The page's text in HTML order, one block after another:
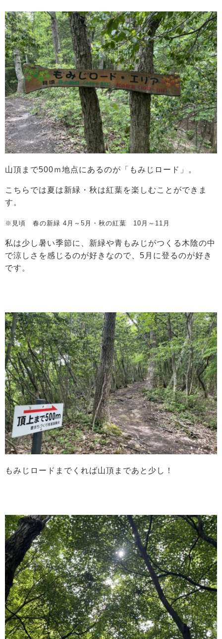
山頂まで500ｍ地点にあるのが「もみじロード」。
こちらでは夏は新緑・秋は紅葉を楽しむことができま
す。
※見頃 春の新緑 4月～5月・秋の紅葉 10月～11月
私は少し暑い季節に、新緑や青もみじがつくる木陰の中
で涼しさを感じるのが好きなので、5月に登るのが好き
です。
もみじロードまでくれば山頂まであと少し！